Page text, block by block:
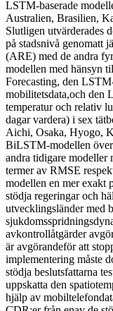
LSTM-baserade
Australien, Brasilien,
Slutligen utvärderades
på stadsnivå genomatt
(ARE) med de andra
modellen med hänsyn
Forecasting, den
mobilitetsdata,och den
temperatur och relativ
dagar vardera) i sex
Aichi, Osaka, Hyogo,
BiLSTM-modellen
andra tidigare modeller
termer av RMSE
modellen en mer exakt
stödja regeringar och
utvecklingsländer med
avkontrollåtgärder
är avgörandeför att
implementering måste
stödja beslutsfattarna
uppskatta den
hjälp av